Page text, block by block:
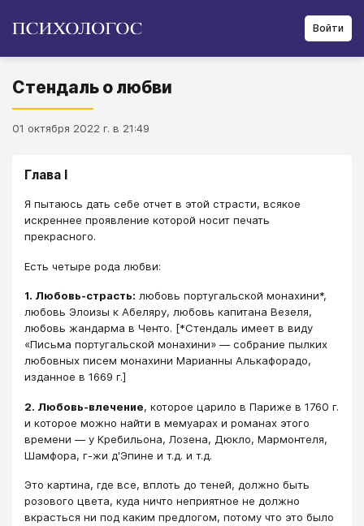
Войти
Стендаль о любви
01 октября 2022 г. в 21:49
Глава I
Я пытаюсь дать себе отчет в этой страсти, всякое
искреннее проявление которой носит печать
прекрасного.
Есть четыре рода любви:
1. Любовь-страсть: любовь португальской монахини*,
любовь Элоизы к Абеляру, любовь капитана Везеля,
любовь жандарма в Ченто. [*Стендаль имеет в виду
«Письма португальской монахини» — собрание пылких
любовных писем монахини Марианны Алькафорадо,
изданное в 1669 г.]
2. Любовь-влечение, которое царило в Париже в 1760 г.
и которое можно найти в мемуарах и романах этого
времени — у Кребильона, Лозена, Дюкло, Мармонтеля,
Шамфора, г-жи д'Эпине и т.д. и т.д.
Это картина, где все, вплоть до теней, должно быть
розового цвета, куда ничто неприятное не должно
вкрасться ни под каким предлогом, потому что это было